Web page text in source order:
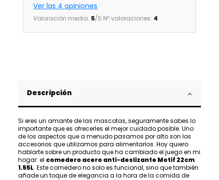
Ver las 4 opiniones
Valoración media: 5/5 Nº valoraciones: 4
Descripción
Si eres un amante de las mascotas, seguramente sabes lo
importante que es ofrecerles el mejor cuidado posible. Uno
de los aspectos que a menudo pasamos por alto son los
accesorios que utilizamos para alimentarlos. Hoy quiero
hablarte sobre un producto que ha cambiado el juego en mi
hogar: el comedero acero anti-deslizante Motif 22cm
1.55L. Este comedero no solo es funcional, sino que también
añade un toque de elegancia a la hora de la comida de